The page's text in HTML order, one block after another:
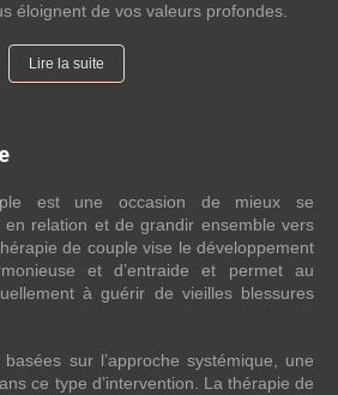
éloignent de vos valeurs profondes.
Lire la suite
est une occasion de mieux se
relation et de grandir ensemble vers
de couple vise le développement
et d’entraide et permet au
à guérir de vieilles blessures
sur l’approche systémique, une
ce type d’intervention. La thérapie de